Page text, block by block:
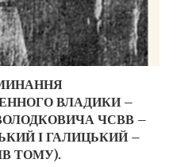
ВЛАДИКИ –
ЧСВВ –
І ГАЛИЦЬКИЙ –
ТОМУ).